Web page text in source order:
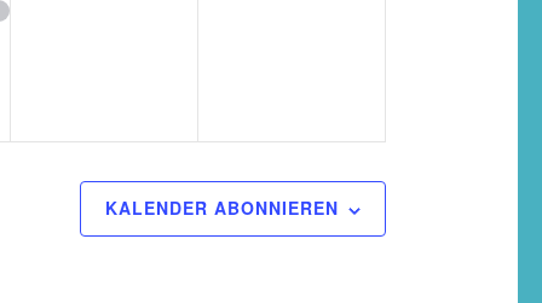
KALENDER ABONNIEREN